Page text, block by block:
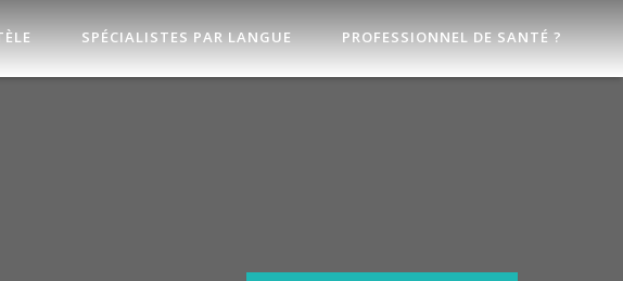
SPÉCIALISTES PAR LANGUE PROFESSIONNEL DE SANTÉ ?